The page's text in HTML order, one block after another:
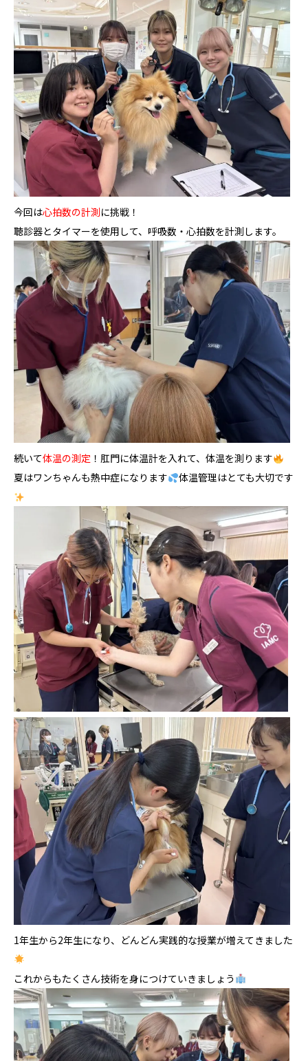
今回は心拍数の計測に挑戦！
聴診器とタイマーを使用して、呼吸数・心拍数を計測します。
続いて体温の測定 ！肛門に体温計を入れて、体温を測ります
夏はワンちゃんも熱中症になります
体温管理はとても大切です
1年生から2年生になり、どんどん実践的な授業が増えてきました
これからもたくさん技術を身につけていきましょう